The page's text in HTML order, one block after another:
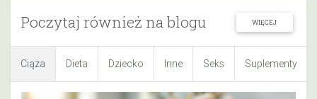
Poczytaj również na blogu WIĘCEJ
Ciąża Dieta Dziecko Inne Seks Suplementy